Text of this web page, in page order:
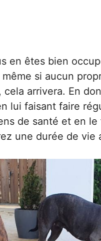
en êtes bien
si aucun
arrivera. En
lui faisant faire
de santé et en
une durée de vie